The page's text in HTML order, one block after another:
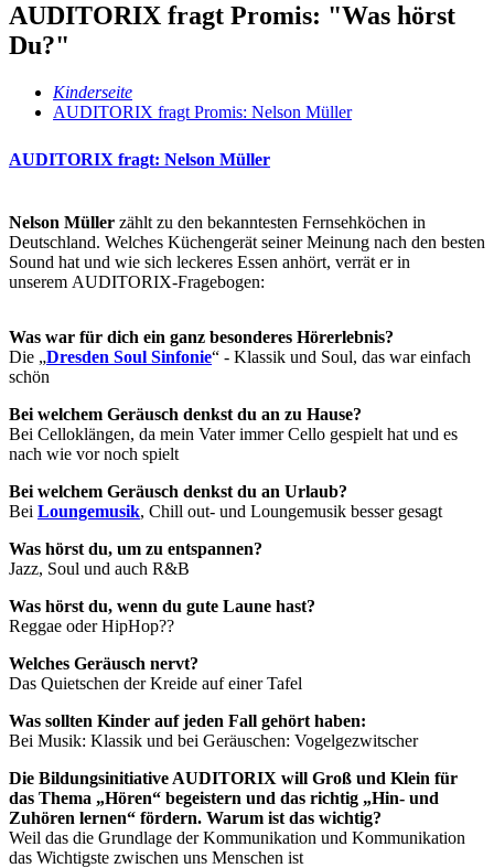
AUDITORIX fragt Promis: "Was hörst
Du?"
Kinderseite
AUDITORIX fragt Promis: Nelson Müller
AUDITORIX fragt: Nelson Müller
Nelson Müller zählt zu den bekanntesten Fernsehköchen in
Deutschland. Welches Küchengerät seiner Meinung nach den besten
Sound hat und wie sich leckeres Essen anhört, verrät er in
unserem AUDITORIX-Fragebogen:
Was war für dich ein ganz besonderes Hörerlebnis?
Die „Dresden Soul Sinfonie“ - Klassik und Soul, das war einfach
schön
Bei welchem Geräusch denkst du an zu Hause?
Bei Celloklängen, da mein Vater immer Cello gespielt hat und es
nach wie vor noch spielt
Bei welchem Geräusch denkst du an Urlaub?
Bei Loungemusik, Chill out- und Loungemusik besser gesagt
Was hörst du, um zu entspannen?
Jazz, Soul und auch R&B
Was hörst du, wenn du gute Laune hast?
Reggae oder HipHop??
Welches Geräusch nervt?
Das Quietschen der Kreide auf einer Tafel
Was sollten Kinder auf jeden Fall gehört haben:
Bei Musik: Klassik und bei Geräuschen: Vogelgezwitscher
Die Bildungsinitiative AUDITORIX will Groß und Klein für
das Thema „Hören“ begeistern und das richtig „Hin- und
Zuhören lernen“ fördern. Warum ist das wichtig?
Weil das die Grundlage der Kommunikation und Kommunikation
das Wichtigste zwischen uns Menschen ist